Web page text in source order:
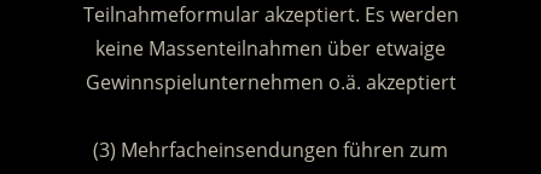
Teilnahmeformular akzeptiert. Es werden
keine Massenteilnahmen über etwaige
Gewinnspielunternehmen o.ä. akzeptiert
(3) Mehrfacheinsendungen führen zum